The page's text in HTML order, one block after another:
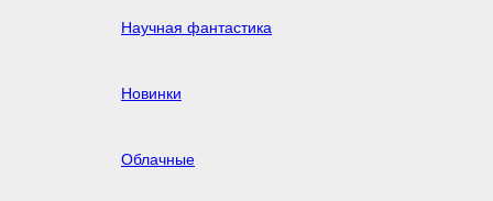
Научная фантастика
Новинки
Облачные